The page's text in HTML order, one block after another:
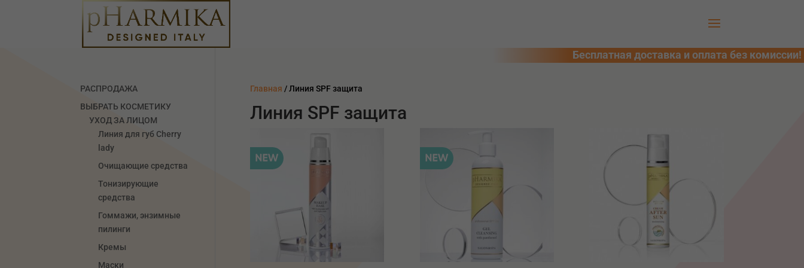
Главная / Линия SPF защита
Линия SPF защита
РАСПРОДАЖА
ВЫБРАТЬ КОСМЕТИКУ
УХОД ЗА ЛИЦОМ
Линия для губ Сherry
lady
Очищающие средства
Тонизирующие
средства
Гоммажи, энзимные
пилинги
Кремы
Маски